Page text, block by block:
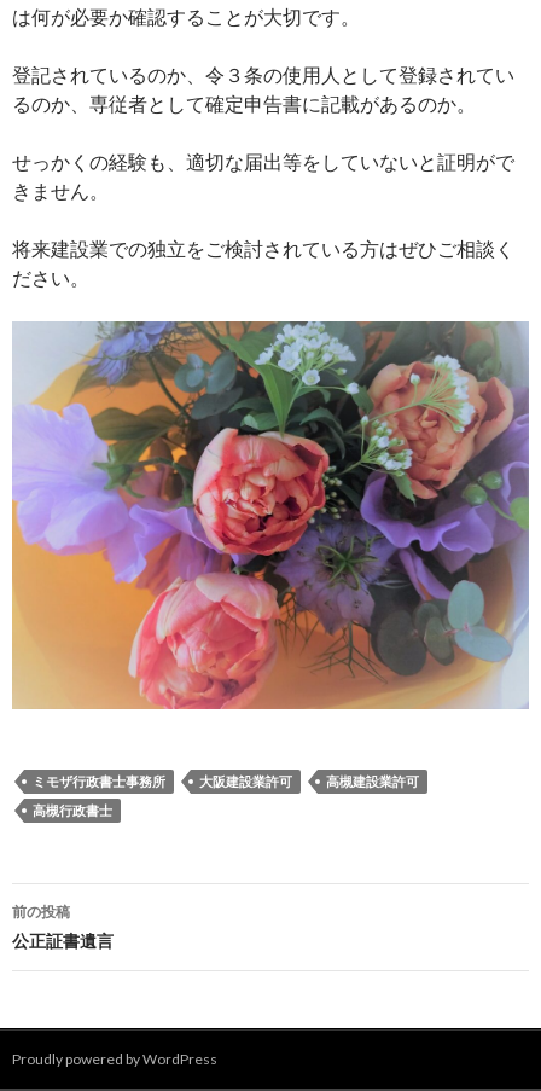
は何が必要か確認することが大切です。
登記されているのか、令３条の使用人として登録されてい
るのか、専従者として確定申告書に記載があるのか。
せっかくの経験も、適切な届出等をしていないと証明がで
きません。
将来建設業での独立をご検討されている方はぜひご相談く
ださい。
ミモザ行政書士事務所 大阪建設業許可
高槻建設業許可
高槻行政書士
投
稿
ビ
ゲ
前の投稿
公正証書遺言
Proudly powered by WordPress